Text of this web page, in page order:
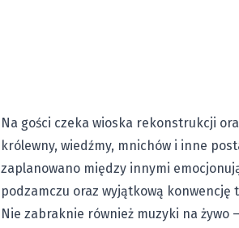
Na gości czeka wioska rekonstrukcji
królewny, wiedźmy, mnichów i inne
zaplanowano między innymi
podzamczu oraz wyjątkową konwencję
Nie zabraknie również muzyki na żywo